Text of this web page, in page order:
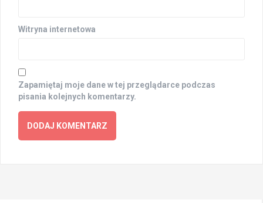
Witryna internetowa
Zapamiętaj moje dane w tej przeglądarce podczas
pisania kolejnych komentarzy.